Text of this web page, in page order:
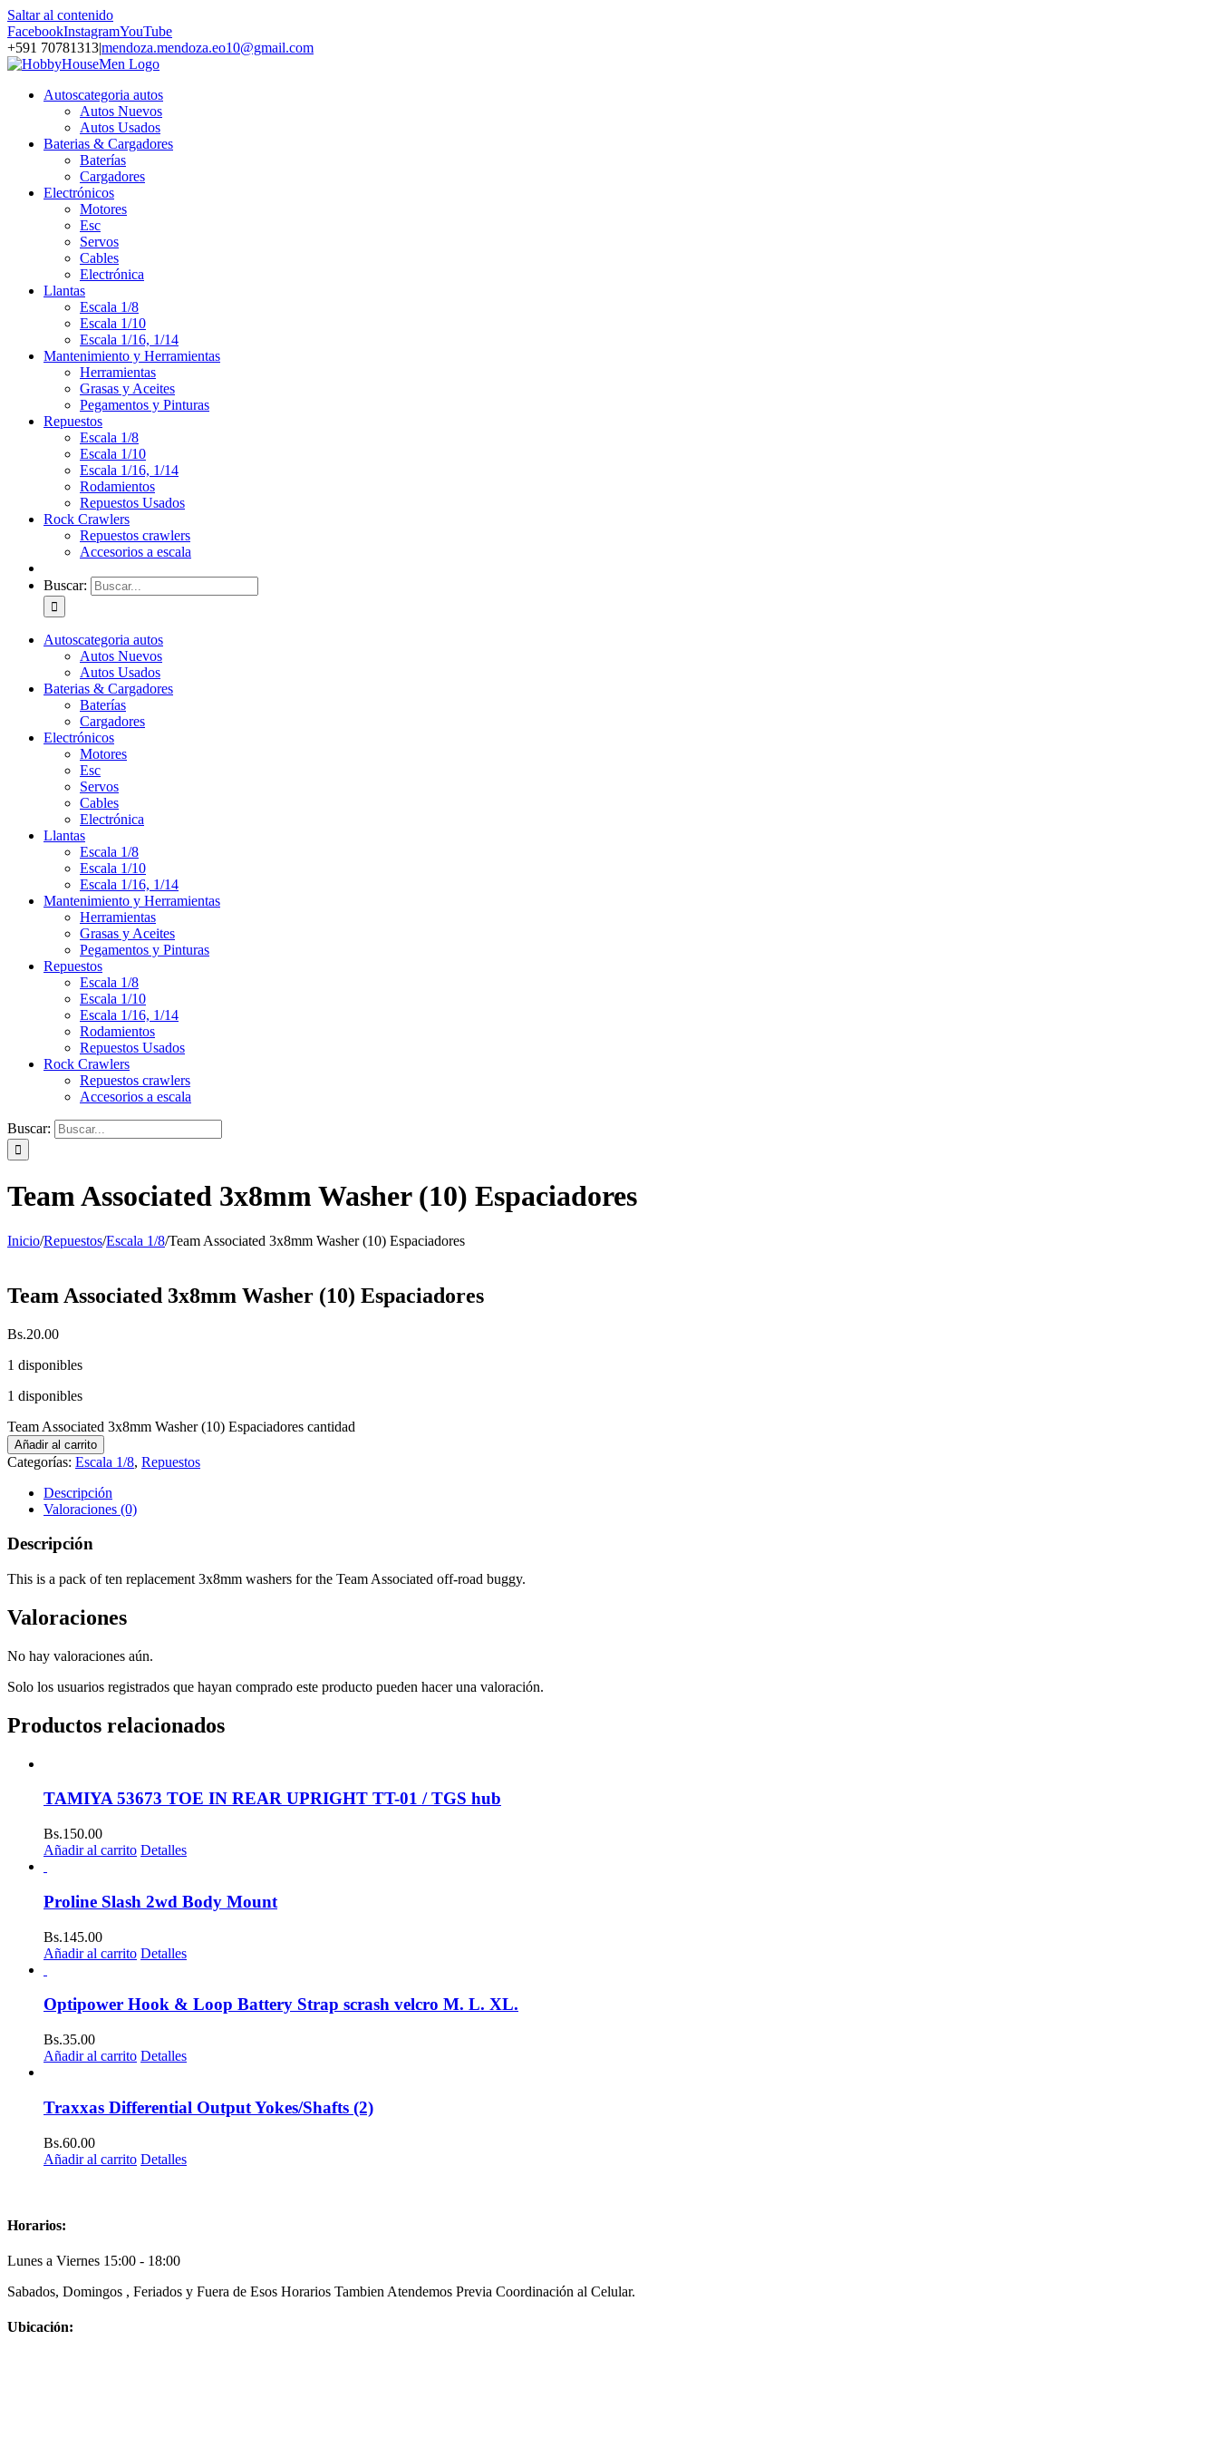
Saltar al contenido
FacebookInstagramYouTube
+591 70781313|mendoza.mendoza.eo10@gmail.com
Autoscategoria autos
Autos Nuevos
Autos Usados
Baterias & Cargadores
Baterías
Cargadores
Electrónicos
Motores
Esc
Servos
Cables
Electrónica
Llantas
Escala 1/8
Escala 1/10
Escala 1/16, 1/14
Mantenimiento y Herramientas
Herramientas
Grasas y Aceites
Pegamentos y Pinturas
Repuestos
Escala 1/8
Escala 1/10
Escala 1/16, 1/14
Rodamientos
Repuestos Usados
Rock Crawlers
Repuestos crawlers
Accesorios a escala
Buscar:
Autoscategoria autos
Autos Nuevos
Autos Usados
Baterias & Cargadores
Baterías
Cargadores
Electrónicos
Motores
Esc
Servos
Cables
Electrónica
Llantas
Escala 1/8
Escala 1/10
Escala 1/16, 1/14
Mantenimiento y Herramientas
Herramientas
Grasas y Aceites
Pegamentos y Pinturas
Repuestos
Escala 1/8
Escala 1/10
Escala 1/16, 1/14
Rodamientos
Repuestos Usados
Rock Crawlers
Repuestos crawlers
Accesorios a escala
Buscar:
Team Associated 3x8mm Washer (10) Espaciadores
Inicio/Repuestos/Escala 1/8/Team Associated 3x8mm Washer (10) Espaciadores
Team Associated 3x8mm Washer (10) Espaciadores
Bs.20.00
1 disponibles
1 disponibles
Team Associated 3x8mm Washer (10) Espaciadores cantidad
Añadir al carrito
Categorías: Escala 1/8, Repuestos
Descripción
Valoraciones (0)
Descripción
This is a pack of ten replacement 3x8mm washers for the Team Associated off-road buggy.
Valoraciones
No hay valoraciones aún.
Solo los usuarios registrados que hayan comprado este producto pueden hacer una valoración.
Productos relacionados
TAMIYA 53673 TOE IN REAR UPRIGHT TT-01 / TGS hub
Bs.150.00
Añadir al carrito Detalles
Proline Slash 2wd Body Mount
Bs.145.00
Añadir al carrito Detalles
Optipower Hook & Loop Battery Strap scrash velcro M. L. XL.
Bs.35.00
Añadir al carrito Detalles
Traxxas Differential Output Yokes/Shafts (2)
Bs.60.00
Añadir al carrito Detalles
Horarios:
Lunes a Viernes 15:00 - 18:00
Sabados, Domingos , Feriados y Fuera de Esos Horarios Tambien Atendemos Previa Coordinación al Celular.
Ubicación: